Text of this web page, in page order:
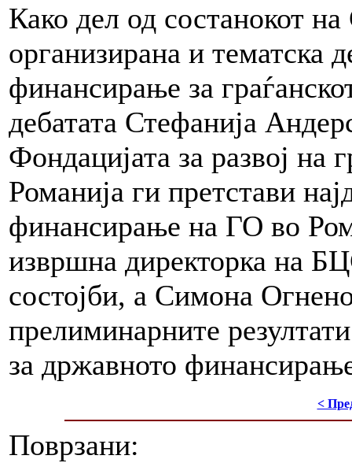
Како дел од состанокот
организирана и тематска
финансирање за
дебатата Стефанија
Фондацијата за развој на
Романија ги претстави
финансирање на ГО во
извршна директорка на
состојби, а Симона
прелиминарните
за државното
<
Поврзани: